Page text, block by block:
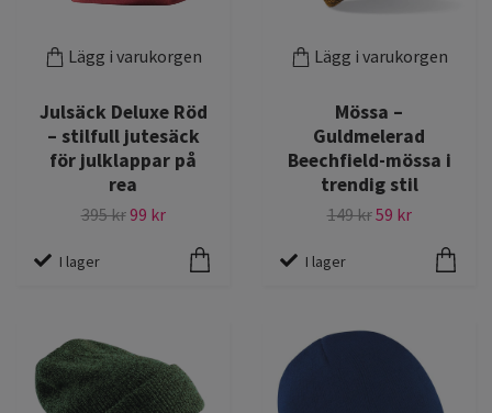
Lägg i varukorgen
Julsäck Deluxe Röd
– stilfull jutesäck
för julklappar på
rea
395 kr99 kr
I lager
Lägg i varukorgen
Mössa –
Guldmelerad
Beechfield-mössa i
trendig stil
149 kr59 kr
I lager